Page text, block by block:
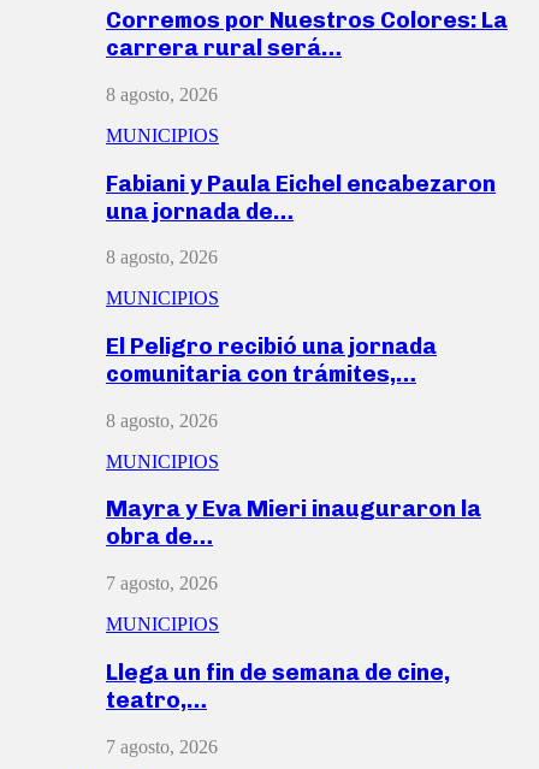
Corremos por Nuestros Colores: La
carrera rural será…
8 agosto, 2026
MUNICIPIOS
Fabiani y Paula Eichel encabezaron
una jornada de…
8 agosto, 2026
MUNICIPIOS
El Peligro recibió una jornada
comunitaria con trámites,…
8 agosto, 2026
MUNICIPIOS
Mayra y Eva Mieri inauguraron la
obra de…
7 agosto, 2026
MUNICIPIOS
Llega un fin de semana de cine,
teatro,…
7 agosto, 2026